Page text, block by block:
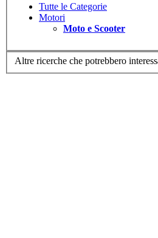
Tutte le Categorie
Motori
Moto e Scooter
Altre ricerche che potrebbero